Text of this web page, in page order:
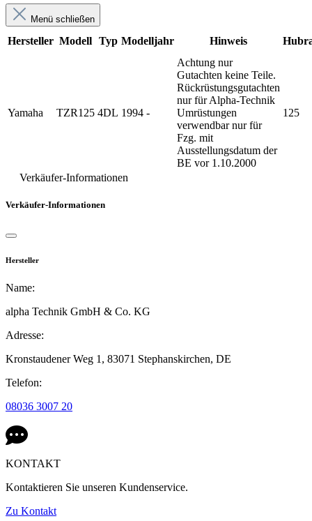
Menü schließen
Hersteller Modell Typ Modelljahr Hinweis
Yamaha TZR125 4DL 1994 -
Achtung nur
Gutachten keine Teile.
Rückrüstungsgutachten
nur für Alpha-Technik
Umrüstungen
verwendbar nur für
Fzg. mit
Ausstellungsdatum der
BE vor 1.10.2000
125
Verkäufer-Informationen
Verkäufer-Informationen
Hersteller
Name:
alpha Technik GmbH & Co. KG
Adresse:
Kronstaudener Weg 1, 83071 Stephanskirchen, DE
Telefon:
08036 3007 20
KONTAKT
Kontaktieren Sie unseren Kundenservice.
Zu Kontakt